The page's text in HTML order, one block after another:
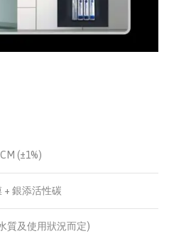
(±1%)
+ 銀添活性碳
質及使用狀況而定)